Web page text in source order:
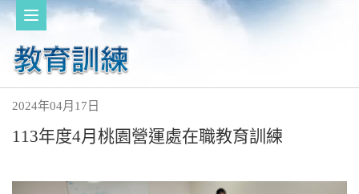
2024年04月17日
113年度4月桃園營運處在職教育訓練